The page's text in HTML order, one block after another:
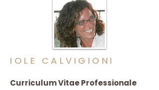
IOLE CALVIGIONI
Curriculum Vitae Professionale